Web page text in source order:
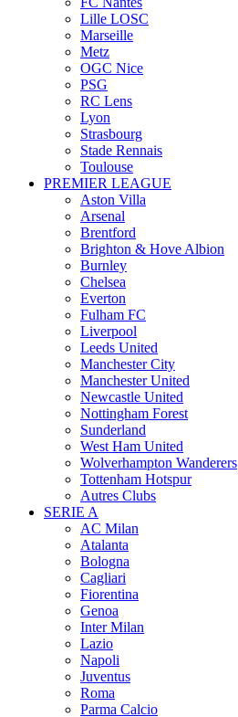
Lille LOSC
Marseille
Metz
OGC Nice
PSG
RC Lens
Lyon
Strasbourg
Stade Rennais
Toulouse
PREMIER LEAGUE
Aston Villa
Arsenal
Brentford
Brighton & Hove Albion
Burnley
Chelsea
Everton
Fulham FC
Liverpool
Leeds United
Manchester City
Manchester United
Newcastle United
Nottingham Forest
Sunderland
West Ham United
Wolverhampton Wanderers
Tottenham Hotspur
Autres Clubs
SERIE A
AC Milan
Atalanta
Bologna
Cagliari
Fiorentina
Genoa
Inter Milan
Lazio
Napoli
Juventus
Roma
Parma Calcio